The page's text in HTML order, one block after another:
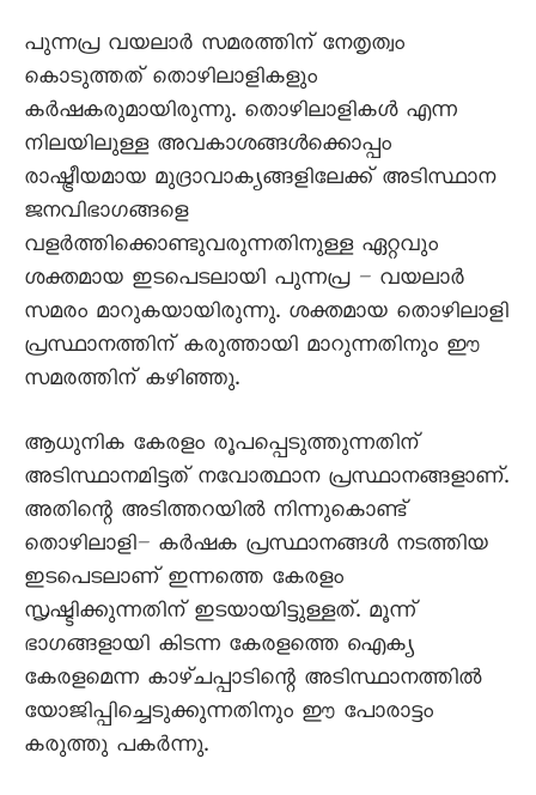
പുന്നപ്ര വയലാര്‍ സമരത്തിന് നേതൃത്വം
കൊടുത്തത് തൊഴിലാളികളും
കര്‍ഷകരുമായിരുന്നു. തൊഴിലാളികള്‍ എന്ന
നിലയിലുള്ള അവകാശങ്ങള്‍ക്കൊപ്പം
രാഷ്ട്രീയമായ മുദ്രാവാക്യങ്ങളിലേക്ക് അടിസ്ഥാന
ജനവിഭാഗങ്ങളെ
വളര്‍ത്തിക്കൊണ്ടുവരുന്നതിനുള്ള ഏറ്റവും
ശക്തമായ ഇടപെടലായി പുന്നപ്ര – വയലാര്‍
സമരം മാറുകയായിരുന്നു. ശക്തമായ തൊഴിലാളി
പ്രസ്ഥാനത്തിന് കരുത്തായി മാറുന്നതിനും ഈ
സമരത്തിന് കഴിഞ്ഞു.
ആധുനിക കേരളം രൂപപ്പെടുത്തുന്നതിന്
അടിസ്ഥാനമിട്ടത് നവോത്ഥാന പ്രസ്ഥാനങ്ങളാണ്.
അതിന്റെ അടിത്തറയില്‍ നിന്നുകൊണ്ട്
തൊഴിലാളി– കര്‍ഷക പ്രസ്ഥാനങ്ങൾ നടത്തിയ
ഇടപെടലാണ് ഇന്നത്തെ കേരളം
സൃഷ്ടിക്കുന്നതിന് ഇടയായിട്ടുള്ളത്. മൂന്ന്
ഭാഗങ്ങളായി കിടന്ന കേരളത്തെ ഐക്യ
കേരളമെന്ന കാഴ്ചപ്പാടിന്റെ അടിസ്ഥാനത്തില്‍
യോജിപ്പിച്ചെടുക്കുന്നതിനും ഈ പോരാട്ടം
കരുത്തു പകര്‍ന്നു.